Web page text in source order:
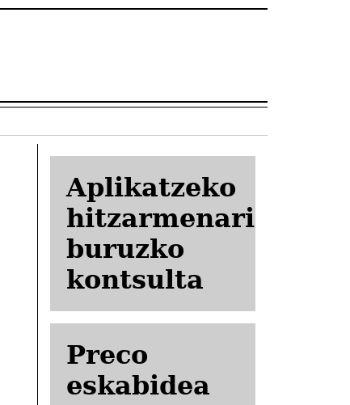
Aplikatzeko
hitzarmenari
buruzko
kontsulta
Preco
eskabidea